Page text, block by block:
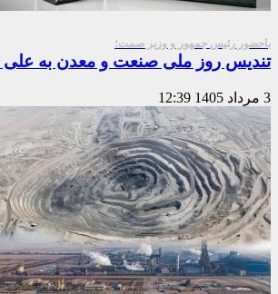
باحضور رئیس جمهور و وزیر صمت؛
تندیس روز ملی صنعت و معدن به علی
3 مرداد 1405 12:39